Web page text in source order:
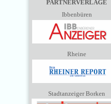
PARTNERVERLAGE
Ibbenbüren
Rheine
Stadtanzeiger Borken